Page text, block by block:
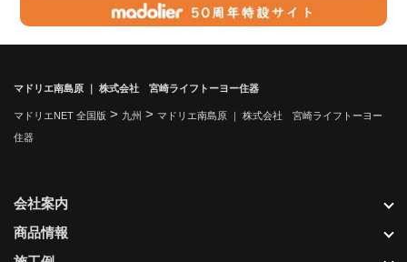
マドリエ南島原 ｜ 株式会社 宮崎ライフトーヨー住器
マドリエNET 全国版 > 九州 > マドリエ南島原 ｜ 株式会社 宮崎ライフトーヨー
住器
会社案内
商品情報